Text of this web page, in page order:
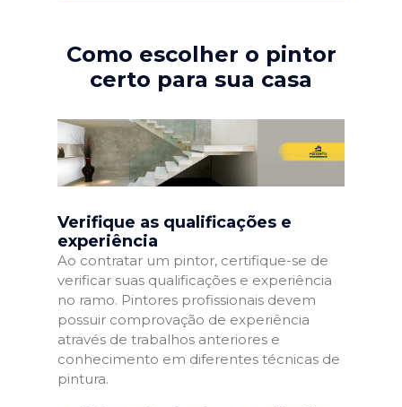
Como escolher o pintor
certo para sua casa
Verifique as qualificações e
experiência
Ao contratar um pintor, certifique-se de
verificar suas qualificações e experiência
no ramo. Pintores profissionais devem
possuir comprovação de experiência
através de trabalhos anteriores e
conhecimento em diferentes técnicas de
pintura.